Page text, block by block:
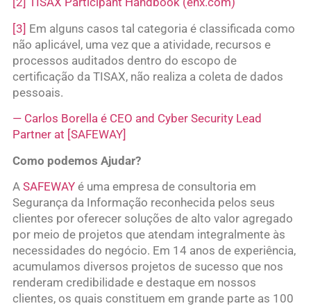
[3] Em alguns casos tal categoria é classificada como
não aplicável, uma vez que a atividade, recursos e
processos auditados dentro do escopo de
certificação da TISAX, não realiza a coleta de dados
pessoais.
— Carlos Borella é CEO and Cyber Security Lead
Partner at [SAFEWAY]
Como podemos Ajudar?
A SAFEWAYé uma empresa de consultoria em
Segurança da Informação reconhecida pelos seus
clientes por oferecer soluções de alto valor agregado
por meio de projetos que atendam integralmente às
necessidades do negócio. Em 14 anos de experiência,
acumulamos diversos projetos de sucesso que nos
renderam credibilidade e destaque em nossos
clientes, os quais constituem em grande parte as 100